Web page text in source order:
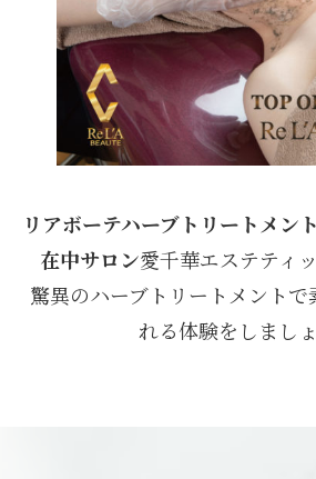
リアボーテハーブトリートメン
在中サロン愛千華エステティ
驚異のハーブトリートメントで
れる体験をしまし